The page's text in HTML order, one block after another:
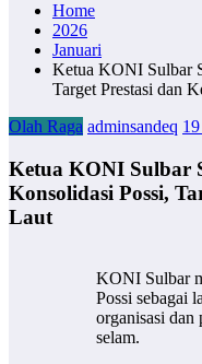
Home
2026
Januari
Ketua KONI Sulbar
Target Prestasi dan
Olah Raga adminsandeq
Ketua KONI Sulbar
Konsolidasi Possi,
Laut
KONI Sulbar
Possi sebagai
organisasi dan
selam.